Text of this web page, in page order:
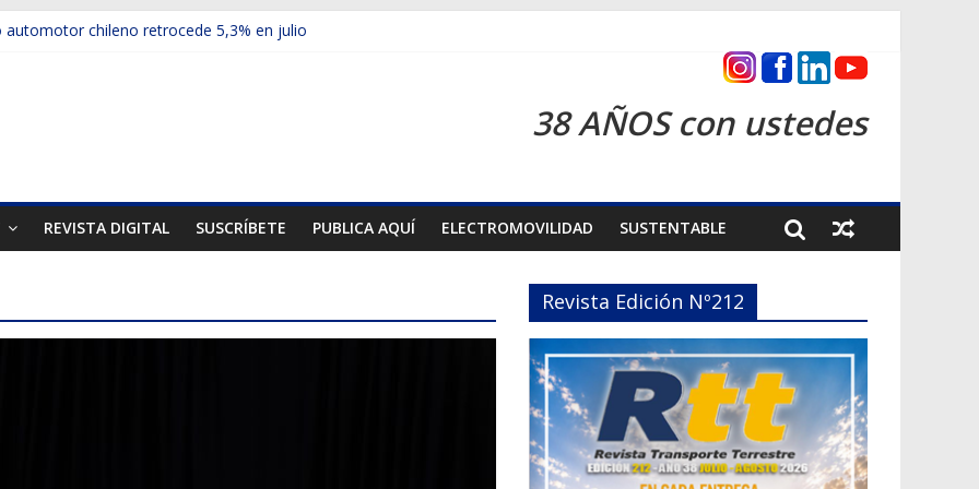
automotor chileno retrocede 5,3% en julio
presentó la recién estrenada Bolden en la Expo Compras Públicas 2026
mercado internacional en lanzar la nueva Maxus T70
38 AÑOS con ustedes
REVISTA DIGITAL SUSCRÍBETE PUBLICA AQUÍ ELECTROMOVILIDAD SUSTENTABLE
Revista Edición Nº212